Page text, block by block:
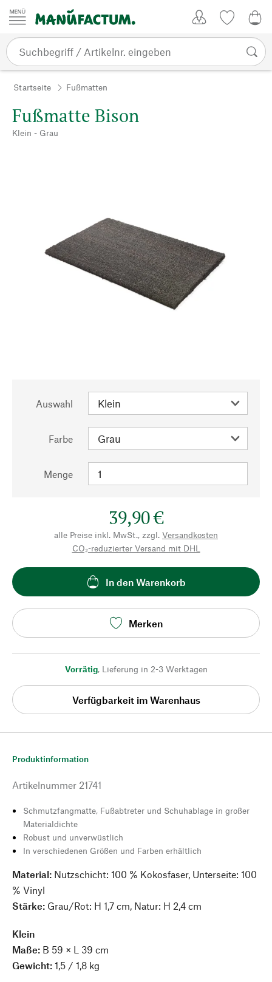
Zum Inhalt springen
Startseite Fußmatten
Fußmatte Bison
Klein - Grau
Auswahl
Farbe
Menge
39,90 €
alle Preise inkl. MwSt., zzgl. Versandkosten
CO₂-reduzierter Versand mit DHL
In den Warenkorb
Merken
Vorrätig, Lieferung in 2-3 Werktagen
Verfügbarkeit im Warenhaus
Produktinformation
Artikelnummer 21741
Schmutzfangmatte, Fußabtreter und Schuhablage in großer
Materialdichte
Robust und unverwüstlich
In verschiedenen Größen und Farben erhältlich
Material: Nutzschicht: 100 % Kokosfaser, Unterseite: 100
% Vinyl
Stärke: Grau/Rot: H 1,7 cm, Natur: H 2,4 cm
Klein
Maße: B 59 × L 39 cm
Gewicht: 1,5 / 1,8 kg